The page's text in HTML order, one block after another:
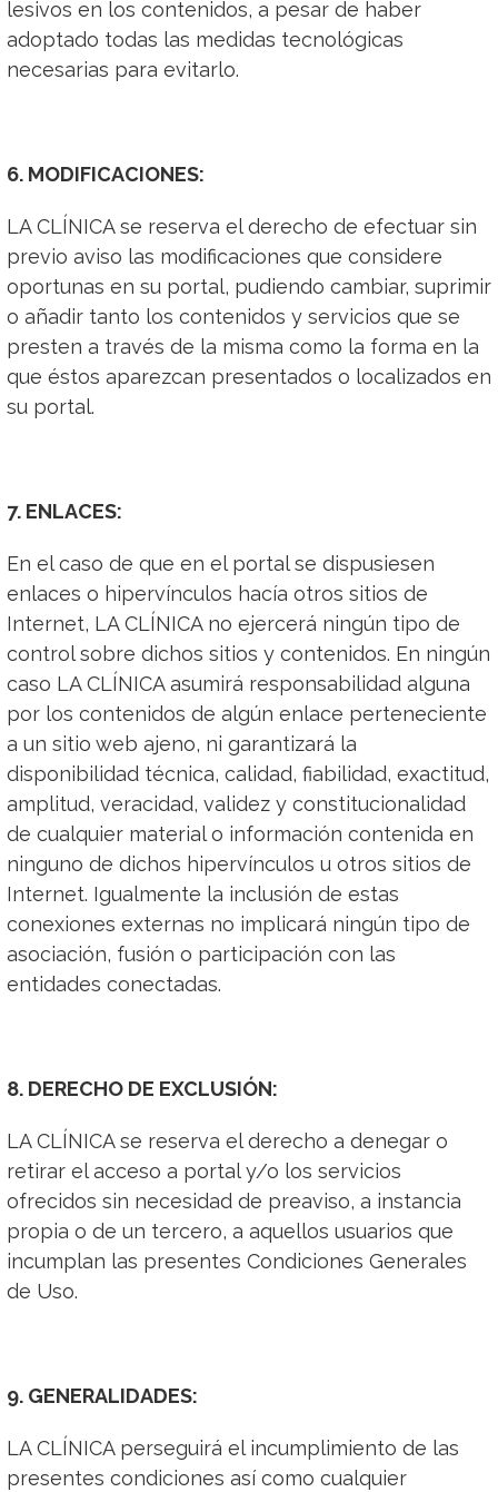
lesivos en los contenidos, a pesar de haber
adoptado todas las medidas tecnológicas
necesarias para evitarlo.
6. MODIFICACIONES:
LA CLÍNICA se reserva el derecho de efectuar sin
previo aviso las modificaciones que considere
oportunas en su portal, pudiendo cambiar, suprimir
o añadir tanto los contenidos y servicios que se
presten a través de la misma como la forma en la
que éstos aparezcan presentados o localizados en
su portal.
7. ENLACES:
En el caso de que en el portal se dispusiesen
enlaces o hipervínculos hacía otros sitios de
Internet, LA CLÍNICA no ejercerá ningún tipo de
control sobre dichos sitios y contenidos. En ningún
caso LA CLÍNICA asumirá responsabilidad alguna
por los contenidos de algún enlace perteneciente
a un sitio web ajeno, ni garantizará la
disponibilidad técnica, calidad, fiabilidad, exactitud,
amplitud, veracidad, validez y constitucionalidad
de cualquier material o información contenida en
ninguno de dichos hipervínculos u otros sitios de
Internet. Igualmente la inclusión de estas
conexiones externas no implicará ningún tipo de
asociación, fusión o participación con las
entidades conectadas.
8. DERECHO DE EXCLUSIÓN:
LA CLÍNICA se reserva el derecho a denegar o
retirar el acceso a portal y/o los servicios
ofrecidos sin necesidad de preaviso, a instancia
propia o de un tercero, a aquellos usuarios que
incumplan las presentes Condiciones Generales
de Uso.
9. GENERALIDADES:
LA CLÍNICA perseguirá el incumplimiento de las
presentes condiciones así como cualquier